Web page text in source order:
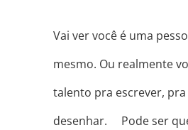
Vai ver você é uma
mesmo. Ou realmente
talento pra escrever,
desenhar. ⠀ Pode ser